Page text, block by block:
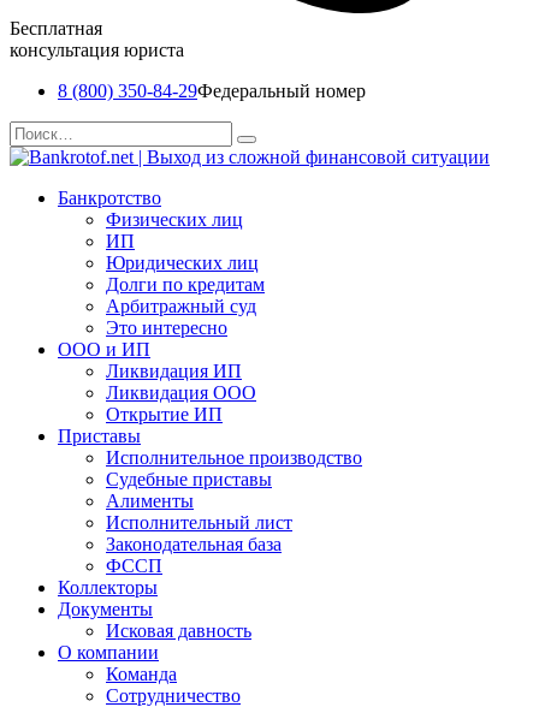
Бесплатная
консультация юриста
8 (800) 350-84-29Федеральный номер
Перейти
к
Search
for:
Банкротство
Физических лиц
ИП
Юридических лиц
Долги по кредитам
Арбитражный суд
Это интересно
ООО и ИП
Ликвидация ИП
Ликвидация ООО
Открытие ИП
Приставы
Исполнительное производство
Судебные приставы
Алименты
Исполнительный лист
Законодательная база
ФССП
Коллекторы
Документы
Исковая давность
О компании
Команда
Сотрудничество